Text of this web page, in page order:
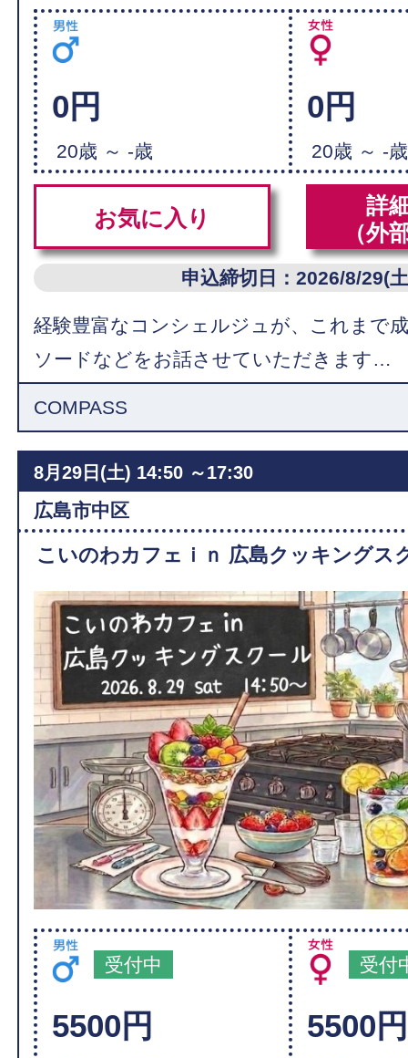
0円
20歳 ～ -歳
0円
20歳 ～ -歳
お気に入り
詳
（外
申込締切日：2026/8/29(
経験豊富なコンシェルジュが、これまで
ソードなどをお話させていただきます…
COMPASS
8月29日(土) 14:50 ～17:30
広島市中区
こいのわカフェｉｎ 広島クッキングス
受付中
5500円
受
5500円